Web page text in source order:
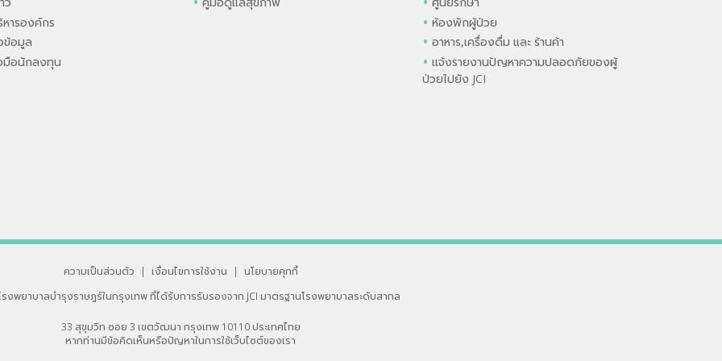
หารองค์กร
ข้อมูล
มือนักลงทุน
ห้องพักผู้ป่วย
อาหาร,เครื่องดื่ม และ ร้านค้า
แจ้งรายงานปัญหาความปลอดภัยของผู้
ป่วยไปยัง JCI
ความเป็นส่วนตัว | เงื่อนไขการใช้งาน |
นโยบายคุกกี้
งพยาบาลบำรุงราษฎร์ในกรุงเทพที่ได้รับการรับรองจาก JCI มาตรฐานโรงพยาบาลระดับสากล
33 สุขุมวิท ซอย 3 เขตวัฒนา กรุงเทพ 10110 ประเทศไทย
หากท่านมีข้อคิดเห็นหรือปัญหาในการใช้เว็บไซต์ของเรา